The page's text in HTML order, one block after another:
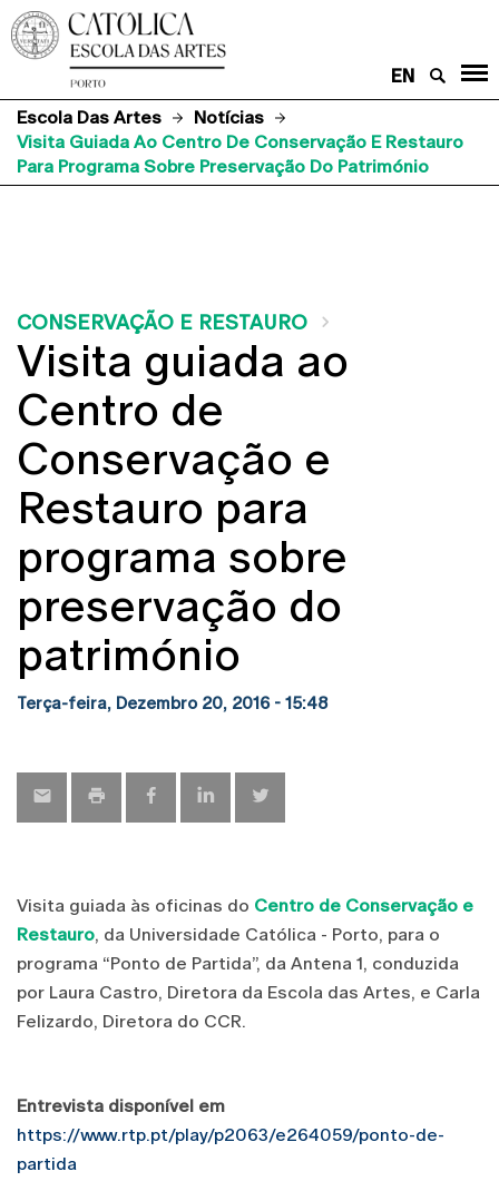
EN
Escola Das Artes
Notícias
Visita Guiada Ao Centro De Conservação E Restauro
Para Programa Sobre Preservação Do Património
CONSERVAÇÃO E RESTAURO
Visita guiada ao
Centro de
Conservação e
Restauro para
programa sobre
preservação do
património
Terça-feira, Dezembro 20, 2016 - 15:48
Visita guiada às oficinas do Centro de Conservação e
Restauro, da Universidade Católica - Porto, para o
programa “Ponto de Partida”, da Antena 1, conduzida
por Laura Castro, Diretora da Escola das Artes, e Carla
Felizardo, Diretora do CCR.
Entrevista disponível em
https://www.rtp.pt/play/p2063/e264059/ponto-de-
partida